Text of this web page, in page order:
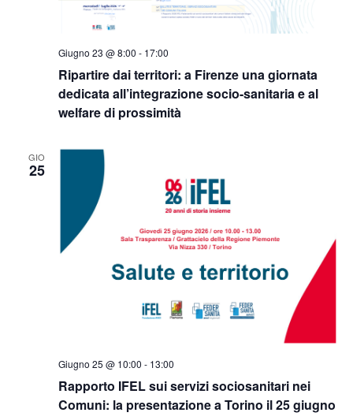
Ripartire dai territori: a Firenze una giornata
dedicata all’integrazione socio-sanitaria e al
welfare di prossimità
Giugno 23 @ 8:00 - 17:00
GIO
25
Rapporto IFEL sui servizi sociosanitari nei
Comuni: la presentazione a Torino il 25 giugno
Giugno 25 @ 10:00 - 13:00